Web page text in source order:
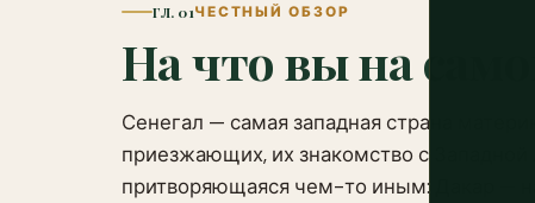
ГЛ. 01ЧЕСТНЫЙ ОБЗОР
На что вы на
Сенегал — самая западная страна
приезжающих, их знакомство с
притворяющаяся чем-то иным: Дакар —